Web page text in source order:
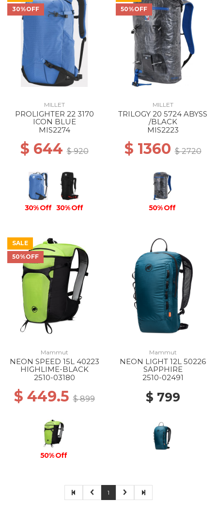
30%OFF
MILLET
PROLIGHTER 22 3170
ICON BLUE
MIS2274
$ 644$ 920
30% Off 30% Off
50%OFF
MILLET
TRILOGY 20 5724 ABYSS
/BLACK
MIS2223
$ 1360$ 2720
50% Off
SALE
50%OFF
Mammut
NEON SPEED 15L 40223
HIGHLIME-BLACK
2510-03180
$ 449.5$ 899
50% Off
Mammut
NEON LIGHT 12L 50226
SAPPHIRE
2510-02491
$ 799
1